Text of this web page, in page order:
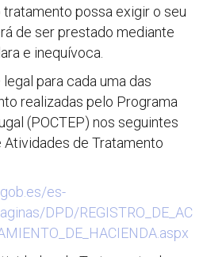
possa exigir o seu
de ser prestado mediante
e inequívoca.
para cada uma das
realizadas pelo Programa
(POCTEP) nos seguintes
Atividades de Tratamento
es-
DPD/REGISTRO_DE_AC